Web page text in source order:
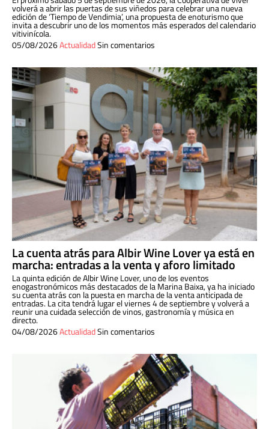
volverá a abrir las puertas de sus viñedos para celebrar una nueva
edición de ‘Tiempo de Vendimia’, una propuesta de enoturismo que
invita a descubrir uno de los momentos más esperados del calendario
vitivinícola.
05/08/2026ActualidadSin comentarios
La cuenta atrás para Albir Wine Lover ya está en
marcha: entradas a la venta y aforo limitado
La quinta edición de Albir Wine Lover, uno de los eventos
enogastronómicos más destacados de la Marina Baixa, ya ha iniciado
su cuenta atrás con la puesta en marcha de la venta anticipada de
entradas. La cita tendrá lugar el viernes 4 de septiembre y volverá a
reunir una cuidada selección de vinos, gastronomía y música en
directo.
04/08/2026ActualidadSin comentarios